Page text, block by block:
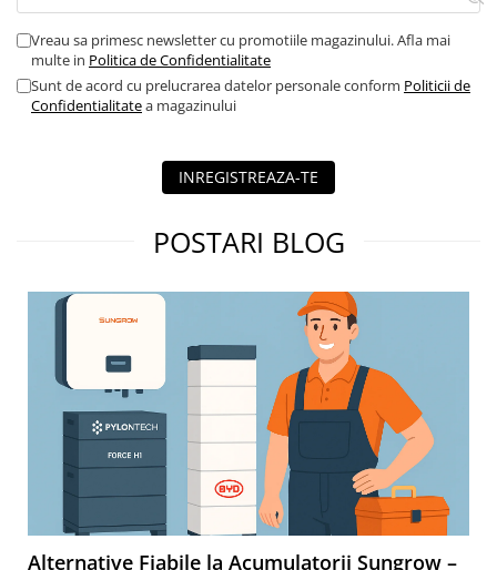
Vreau sa primesc newsletter cu promotiile magazinului. Afla mai
multe in Politica de Confidentialitate
Sunt de acord cu prelucrarea datelor personale conform Politicii de
Confidentialitatea magazinului
INREGISTREAZA-TE
POSTARI BLOG
Alternative Fiabile la Acumulatorii Sungrow –